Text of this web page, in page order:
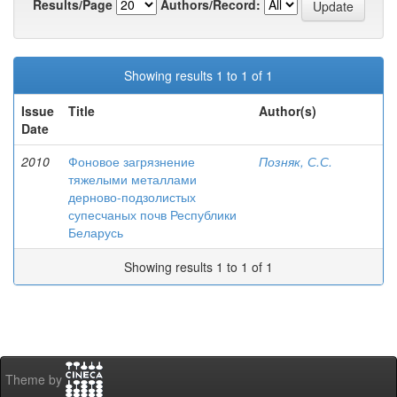
Results/Page
Authors/Record:
Showing results 1 to 1 of 1
Issue
Date
Title Author(s)
2010
Фоновое загрязнение
тяжелыми металлами
дерново-подзолистых
супесчаных почв Республики
Беларусь
Позняк, С.С.
Showing results 1 to 1 of 1
Theme by